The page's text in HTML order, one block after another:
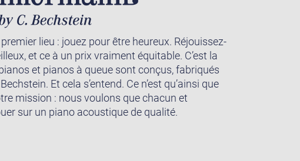
lieu : jouez pour être heureux. Réjouissez-
et ce à un prix vraiment équitable. C’est la
et pianos à queue sont conçus, fabriqués
Et cela s’entend. Ce n’est qu’ainsi que
mission : nous voulons que chacun et
sur un piano acoustique de qualité.